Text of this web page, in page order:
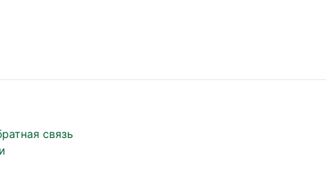
связь